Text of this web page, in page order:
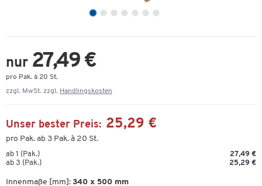
nur 27,49 €
pro Pak. à 20 St.
zzgl. MwSt. zzgl. Handlingskosten
Unser bester Preis: 25,29 €
pro Pak. ab 3 Pak. à 20 St.
ab 1 (Pak.)
27,49 €
ab 3 (Pak.)
25,29 €
Innenmaße [mm]: 340 x 500 mm